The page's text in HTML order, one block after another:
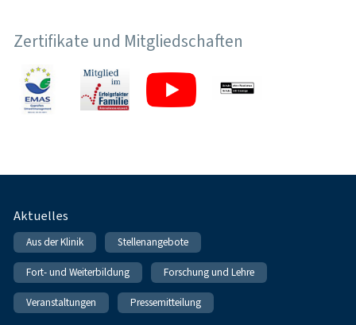
Zertifikate und Mitgliedschaften
Fußnavigation
Aktuelles
Aus der Klinik Stellenangebote
Fort- und Weiterbildung Forschung und Lehre
Veranstaltungen Pressemitteilung